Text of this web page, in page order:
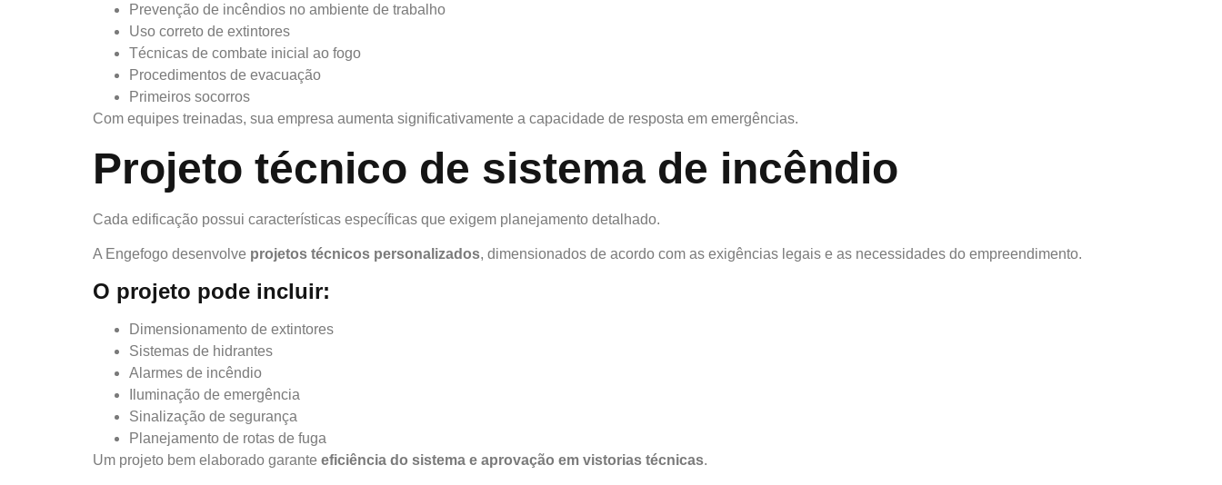
Prevenção de incêndios no ambiente de trabalho
Uso correto de extintores
Técnicas de combate inicial ao fogo
Procedimentos de evacuação
Primeiros socorros
Com equipes treinadas, sua empresa aumenta significativamente a capacidade de resposta em emergências.
Projeto técnico de sistema de incêndio
Cada edificação possui características específicas que exigem planejamento detalhado.
A Engefogo desenvolve projetos técnicos personalizados, dimensionados de acordo com as exigências legais e as necessidades do empreendimento.
O projeto pode incluir:
Dimensionamento de extintores
Sistemas de hidrantes
Alarmes de incêndio
Iluminação de emergência
Sinalização de segurança
Planejamento de rotas de fuga
Um projeto bem elaborado garante eficiência do sistema e aprovação em vistorias técnicas.